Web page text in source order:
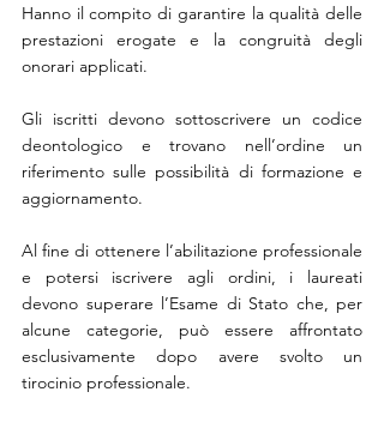
Hanno il compito di garantire la qualità delle
prestazioni erogate e la congruità degli
onorari applicati.
Gli iscritti devono sottoscrivere un codice
deontologico e trovano nell’ordine un
riferimento sulle possibilità di formazione e
aggiornamento.
Al fine di ottenere l’abilitazione professionale
e potersi iscrivere agli ordini, i laureati
devono superare l’Esame di Stato che, per
alcune categorie, può essere affrontato
esclusivamente dopo avere svolto un
tirocinio professionale.